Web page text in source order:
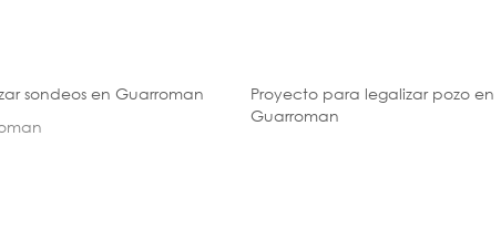
sondeos en Guarroman
Proyecto para legalizar pozo en
Guarroman